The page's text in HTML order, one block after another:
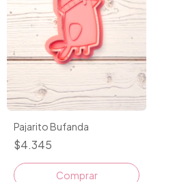
Pajarito Bufanda
$4.345
Comprar